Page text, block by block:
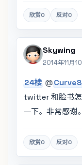
欣赏0 反对0
Skywing
2014年11月
24楼@
twitter 和脸书怎
一下。非常感谢。
欣赏0 反对0